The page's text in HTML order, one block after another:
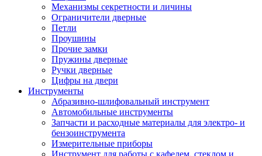
Механизмы секретности и личины
Ограничители дверные
Петли
Проушины
Прочие замки
Пружины дверные
Ручки дверные
Цифры на двери
Инструменты
Абразивно-шлифовальный инструмент
Автомобильные инструменты
Запчасти и расходные материалы для электро- и
бензоинструмента
Измерительные приборы
Инструмент для работы с кафелем, стеклом и